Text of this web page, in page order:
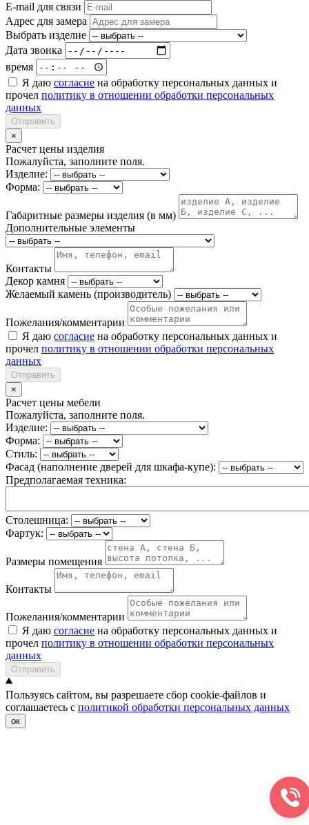
E-mail для связи
Адрес для замера
Выбрать изделие
Дата звонка
время
Я даю согласие на обработку персональных данных и
прочел политику в отношении обработки персональных
данных
Отправить
×
Расчет цены изделия
Пожалуйста, заполните поля.
Изделие:
Форма:
Габаритные размеры изделия (в мм)
Дополнительные элементы
Контакты
Декор камня
Желаемый камень (производитель)
Пожелания/комментарии
Я даю согласие на обработку персональных данных и
прочел политику в отношении обработки персональных
данных
Отправить
×
Расчет цены мебели
Пожалуйста, заполните поля.
Изделие:
Форма:
Стиль:
Фасад (наполнение дверей для шкафа-купе):
Предполагаемая техника:
Столешница:
Фартук:
Размеры помещения
Контакты
Пожелания/комментарии
Я даю согласие на обработку персональных данных и
прочел политику в отношении обработки персональных
данных
Отправить
Пользуясь сайтом, вы разрешаете сбор cookie-файлов и
соглашаетесь с политикой обработки персональных данных
ок